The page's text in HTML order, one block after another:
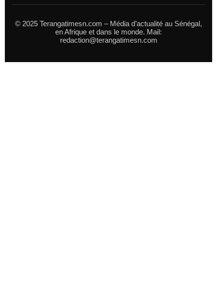
© 2025 Terangatimesn.com – Média d’actualité au Sénégal,
en Afrique et dans le monde. Mail:
redaction@terangatimesn.com